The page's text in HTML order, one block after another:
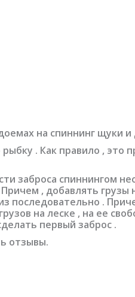
на спиннинг щуки
. Как правило , это
заброса спиннингом
, добавлять
последовательно .
на леске , на ее
первый заброс .
отзывы.